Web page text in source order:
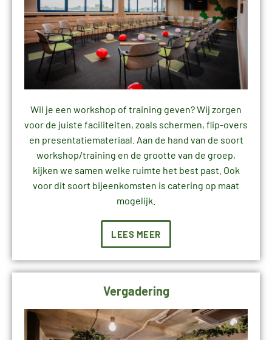
Wil je een workshop of training geven? Wij zorgen
voor de juiste faciliteiten, zoals schermen, flip-overs
en presentatiemateriaal. Aan de hand van de soort
workshop/training en de grootte van de groep,
kijken we samen welke ruimte het best past. Ook
voor dit soort bijeenkomsten is catering op maat
mogelijk.
LEES MEER
Vergadering